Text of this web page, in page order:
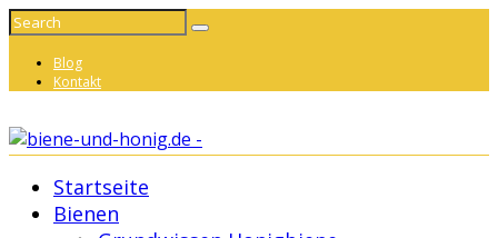
Blog
Kontakt
Startseite
Bienen